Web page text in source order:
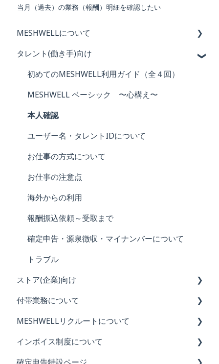
当月（過去）の業務（報酬）明細を確認したい
MESHWELLについて
MESHWELLの概要と特徴
会員登録・退会
ログイン・パスワード
メールアドレス
ユーザー名
評価
MESHWELL内の用語について
タレント(働き手)向け
初めてのMESHWELL利用ガイド（全４回）
MESHWELL ベーシック 〜心構え〜
本人確認
ユーザー名・タレントIDについて
お仕事の方式について
お仕事の注意点
海外からの利用
報酬振込依頼～受取まで
確定申告・源泉徴収・マイナンバーについて
トラブル
ストア(企業)向け
初めてのMESHWELL利用ガイド（全4回）
【重要】ストアの皆様に知っていただきたいこと
禁止事項
付帯業務について
付帯業務について
レギュラー業務
MESHWELLリクルートについて
MESHWELLリクルートの概要と特徴
インボイス制度について